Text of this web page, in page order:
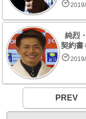
純烈
契約書
PREV